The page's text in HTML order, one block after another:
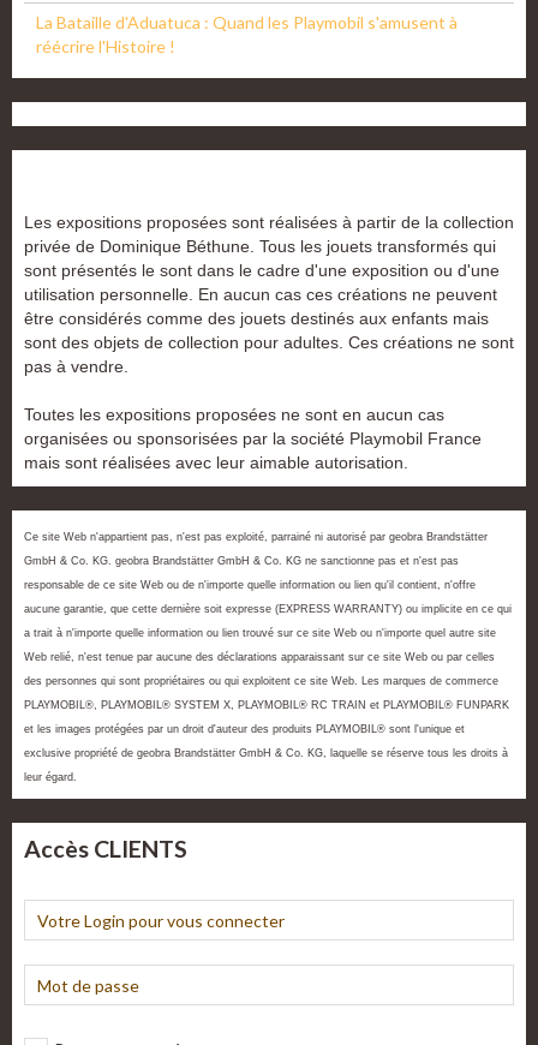
La Bataille d'Aduatuca : Quand les Playmobil s'amusent à
réécrire l'Histoire !
Les expositions proposées sont réalisées à partir de la collection
privée de Dominique Béthune. Tous les jouets transformés qui
sont présentés le sont dans le cadre d'une exposition ou d'une
utilisation personnelle. En aucun cas ces créations ne peuvent
être considérés comme des jouets destinés aux enfants mais
sont des objets de collection pour adultes. Ces créations ne sont
pas à vendre.
Toutes les expositions proposées ne sont en aucun cas
organisées ou sponsorisées par la société Playmobil France
mais sont réalisées avec leur aimable autorisation.
Ce site Web n'appartient pas, n'est pas exploité, parrainé ni autorisé par geobra Brandstätter
GmbH & Co. KG. geobra Brandstätter GmbH & Co. KG ne sanctionne pas et n'est pas
responsable de ce site Web ou de n'importe quelle information ou lien qu'il contient, n'offre
aucune garantie, que cette dernière soit expresse (EXPRESS WARRANTY) ou implicite en ce qui
a trait à n'importe quelle information ou lien trouvé sur ce site Web ou n'importe quel autre site
Web relié, n'est tenue par aucune des déclarations apparaissant sur ce site Web ou par celles
des personnes qui sont propriétaires ou qui exploitent ce site Web. Les marques de commerce
PLAYMOBIL®, PLAYMOBIL® SYSTEM X, PLAYMOBIL® RC TRAIN et PLAYMOBIL® FUNPARK
et les images protégées par un droit d'auteur des produits PLAYMOBIL® sont l'unique et
exclusive propriété de geobra Brandstätter GmbH & Co. KG, laquelle se réserve tous les droits à
leur égard.
Accès CLIENTS